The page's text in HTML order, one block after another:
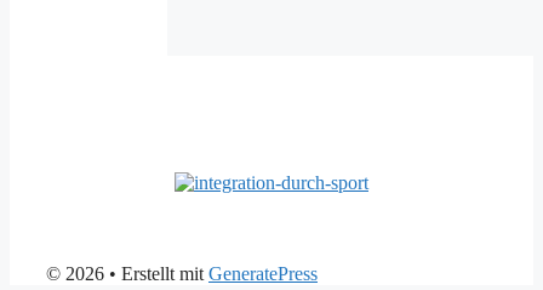
© 2026 • Erstellt mit GeneratePress